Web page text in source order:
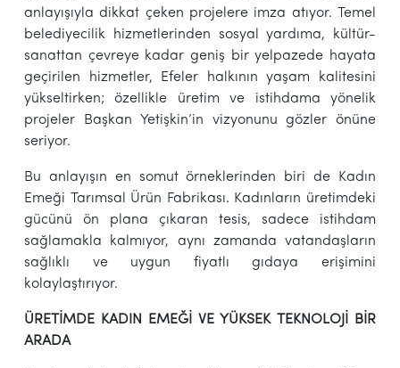
anlayışıyla dikkat çeken projelere imza atıyor. Temel
belediyecilik hizmetlerinden sosyal yardıma, kültür-
sanattan çevreye kadar geniş bir yelpazede hayata
geçirilen hizmetler, Efeler halkının yaşam kalitesini
yükseltirken; özellikle üretim ve istihdama yönelik
projeler Başkan Yetişkin’in vizyonunu gözler önüne
seriyor.
Bu anlayışın en somut örneklerinden biri de Kadın
Emeği Tarımsal Ürün Fabrikası. Kadınların üretimdeki
gücünü ön plana çıkaran tesis, sadece istihdam
sağlamakla kalmıyor, aynı zamanda vatandaşların
sağlıklı ve uygun fiyatlı gıdaya erişimini
kolaylaştırıyor.
ÜRETİMDE KADIN EMEĞİ VE YÜKSEK TEKNOLOJİ BİR
ARADA